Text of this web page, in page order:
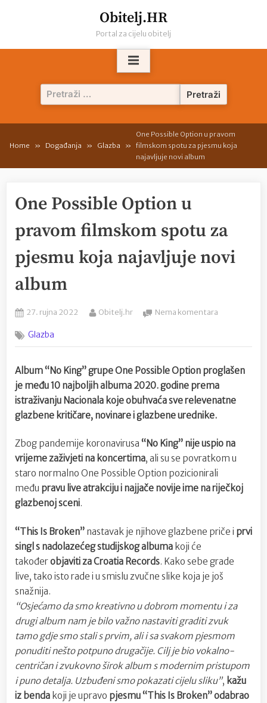
Obitelj.HR
Portal za cijelu obitelj
Pretraži:
Home Događanja Glazba
One Possible Option u pravom
filmskom spotu za pjesmu koja
najavljuje novi album
One Possible Option u
pravom filmskom spotu za
pjesmu koja najavljuje novi
album
Posted
27. rujna 2022 By
Obitelj.hr Nema komentara
Option
pravom
filmskom
spotu
koja
najavljuje
novi
Glazba
Album “No King” grupe One Possible Option proglašen
je među 10 najboljih albuma 2020. godine prema
istraživanju Nacionala koje obuhvaća sve relevenatne
glazbene kritičare, novinare i glazbene urednike.
Zbog pandemije koronavirusa “No King” nije uspio na
vrijeme zaživjeti na koncertima, ali su se povratkom u
staro normalno One Possible Option pozicionirali
među pravu live atrakciju i najjače novije ime na riječkoj
glazbenoj sceni.
“This Is Broken” nastavak je njihove glazbene priče i prvi
singl s nadolazećeg studijskog albuma koji će
takođerobjaviti za Croatia Records. Kako sebe grade
live, tako isto rade i u smislu zvučne slike koja je još
snažnija.
“Osjećamo da smo kreativno u dobrom momentu i za
drugi album nam je bilo važno nastaviti graditi zvuk
tamo gdje smo stali s prvim, ali i sa svakom pjesmom
ponuditi nešto potpuno drugačije. Cilj je bio vokalno-
centričan i zvukovno širok album s modernim pristupom
i puno detalja. Uzbuđeni smo pokazati cijelu sliku”, kažu
iz benda koji je upravo pjesmu “This Is Broken” odabrao